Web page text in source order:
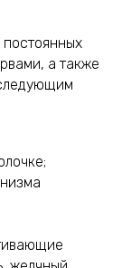
постоянных
а также